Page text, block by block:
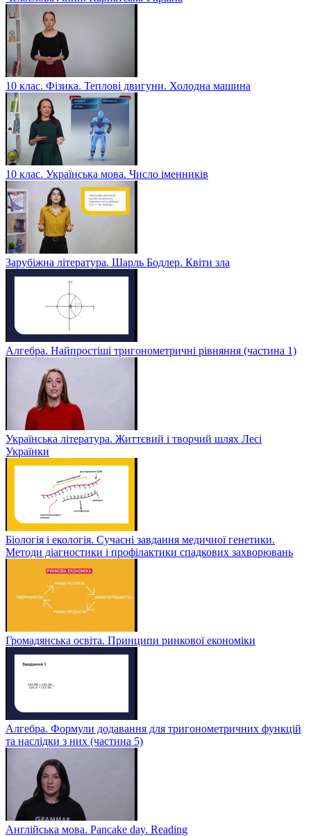
10 клас. Фізика. Теплові двигуни. Холодна машина
10 клас. Українська мова. Число іменників
Зарубіжна література. Шарль Бодлер. Квіти зла
Алгебра. Найпростіші тригонометричні рівняння (частина 1)
Українська література. Життєвий і творчий шлях Лесі
Українки
Біологія і екологія. Сучасні завдання медичної генетики.
Методи діагностики і профілактики спадкових захворювань
Громадянська освіта. Принципи ринкової економіки
Алгебра. Формули додавання для тригонометричних функцій
та наслідки з них (частина 5)
Англійська мова. Pancake day. Reading